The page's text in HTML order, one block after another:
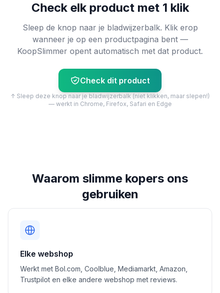
Check elk product met 1 klik
Sleep de knop naar je bladwijzerbalk. Klik erop
wanneer je op een productpagina bent —
KoopSlimmer opent automatisch met dat product.
Check dit product
↑ Sleep deze knop naar je bladwijzerbalk (niet klikken, maar slepen!)
— werkt in Chrome, Firefox, Safari en Edge
Waarom slimme kopers ons
gebruiken
Elke webshop
Werkt met Bol.com, Coolblue, Mediamarkt, Amazon,
Trustpilot en elke andere webshop met reviews.